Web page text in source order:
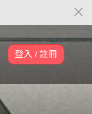
登入 / 註冊